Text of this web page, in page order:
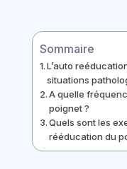
Sommaire
L’auto
situations
A quelle
poignet ?
Quels sont les
rééducation du